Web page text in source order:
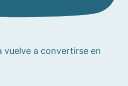
vuelve a convertirse en